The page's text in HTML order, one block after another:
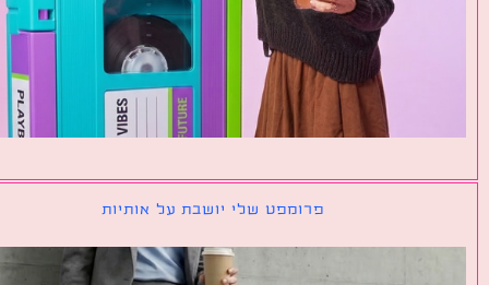
פרומפט שלי יושבת על אותיות